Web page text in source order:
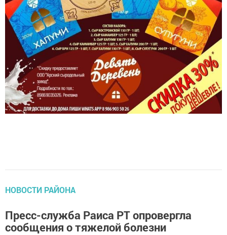
НОВОСТИ РАЙОНА
Пресс-служба Раиса РТ опровергла
сообщения о тяжелой болезни